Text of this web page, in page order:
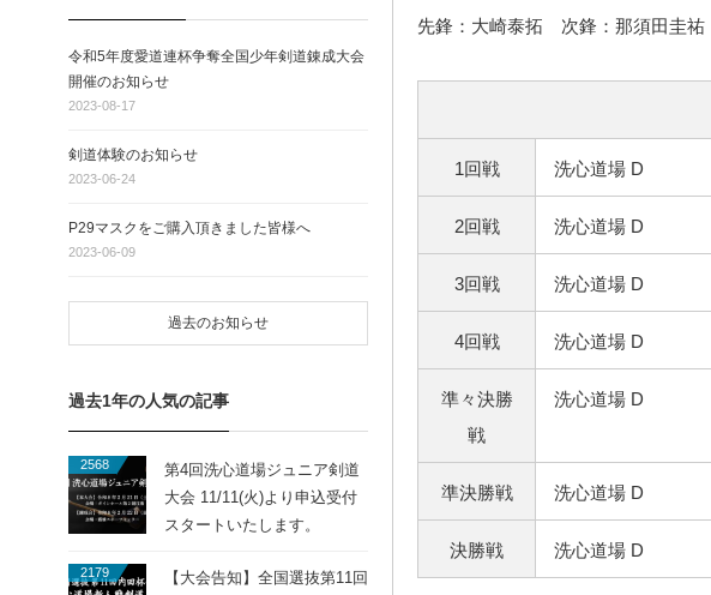
先鋒：大崎泰拓 次鋒：那須田圭
1回戦 洗心道場 D
2回戦 洗心道場 D
3回戦 洗心道場 D
4回戦 洗心道場 D
準々決勝
戦
洗心道場 D
準決勝戦 洗心道場 D
決勝戦 洗心道場 D
令和5年度愛道連杯争奪全国少年剣道錬成大会
開催のお知らせ
2023-08-17
剣道体験のお知らせ
2023-06-24
P29マスクをご購入頂きました皆様へ
2023-06-09
過去のお知らせ
過去1年の人気の記事
2568
第4回洗心道場ジュニア剣道
大会 11/11(火)より申込受付
スタートいたします。
2179
【大会告知】全国選抜第11回